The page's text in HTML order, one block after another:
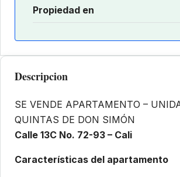
Propiedad en
Descripcion
SE VENDE APARTAMENTO –
QUINTAS DE DON SIMÓN
Calle 13C No. 72-93 – Cali
Características del apartamento